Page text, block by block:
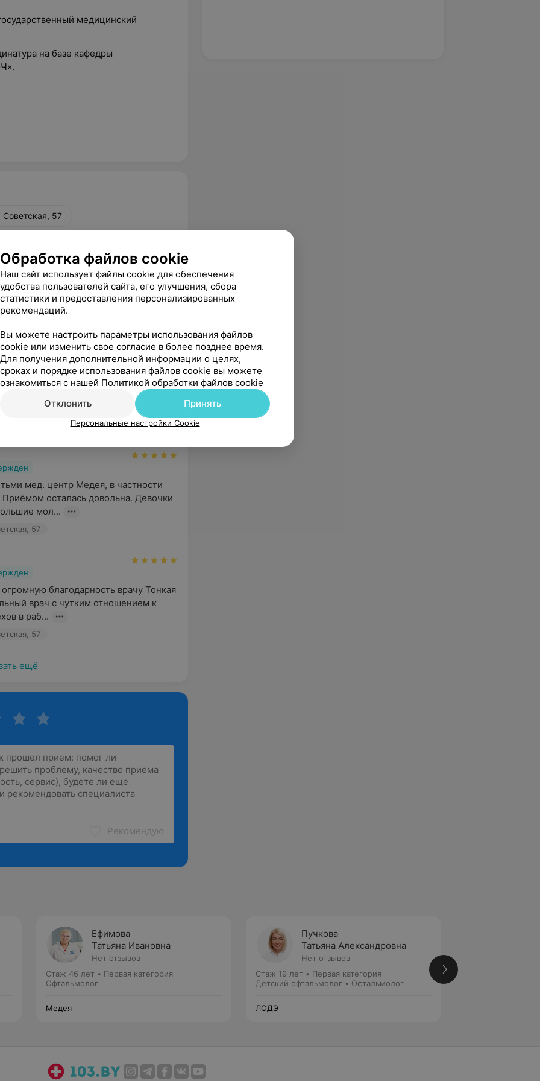
медицинский
на базе кафедры
57
у офтальмолога Тонкая Татьяна
Центр понравился. Чисто,
персонал. При...
126
Валентина! Благодарим Вас за
специалиста нашего центра. Для
чтобы пациенту была о...
мед. центр Медея, в частности
Приёмом осталась довольна. Девочки
мол...
57
благодарность врачу Тонкая
врач с чутким отношением к
в раб...
57
ещё
Рекомендую
Ефимова
Татьяна Ивановна
Нет отзывов
Стаж 46 лет • Первая категория
Офтальмолог
Медея
Пучкова
Татьяна Александровна
Нет отзывов
Стаж 19 лет • Первая категория
Детский офтальмолог • Офтальмолог
ЛОДЭ
Обработка файлов cookie
Наш сайт использует файлы cookie для обеспечения
удобства пользователей сайта, его улучшения, сбора
статистики и предоставления персонализированных
рекомендаций.
Вы можете настроить параметры использования файлов
cookie или изменить свое согласие в более позднее время.
Для получения дополнительной информации о целях,
сроках и порядке использования файлов cookie вы можете
ознакомиться с нашей Политикой обработки файлов cookie
Отклонить
Принять
Персональные настройки Cookie